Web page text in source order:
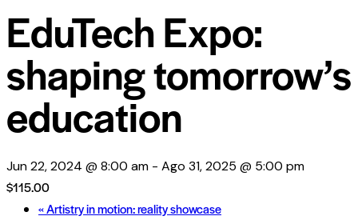
EduTech Expo:
shaping tomorrow’s
education
Jun 22, 2024 @ 8:00 am - Ago 31, 2025 @ 5:00 pm
$115.00
«Artistry in motion: reality showcase